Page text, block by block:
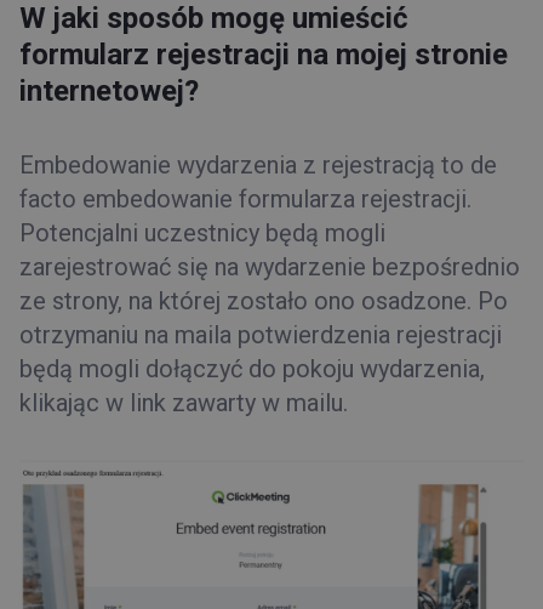
W jaki sposób mogę umieścić
formularz rejestracji na mojej stronie
internetowej?
Embedowanie wydarzenia z rejestracją to de
facto embedowanie formularza rejestracji.
Potencjalni uczestnicy będą mogli
zarejestrować się na wydarzenie bezpośrednio
ze strony, na której zostało ono osadzone. Po
otrzymaniu na maila potwierdzenia rejestracji
będą mogli dołączyć do pokoju wydarzenia,
klikając w link zawarty w mailu.